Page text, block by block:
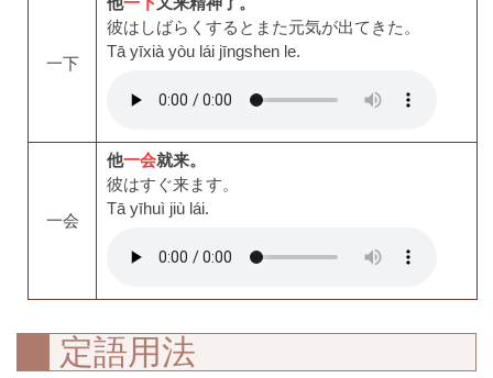
一下
彼はしばらくするとまた元気が出てきた。
Tā yīxià yòu lái jīngshen le.
一会
他一会就来。
彼はすぐ来ます。
Tā yīhuì jiù lái.
定語用法